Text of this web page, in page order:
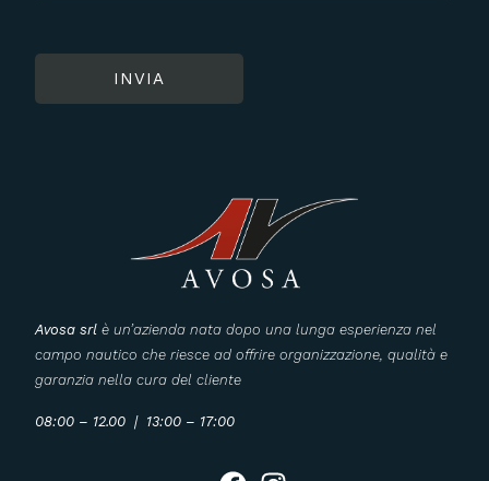
Avosa srl è un’azienda nata dopo una lunga esperienza nel
campo nautico che riesce ad offrire organizzazione, qualità e
garanzia nella cura del cliente
08:00 – 12.00 | 13:00 – 17:00